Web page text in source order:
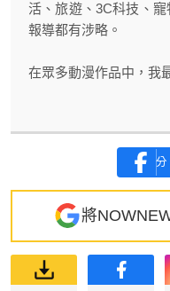
活、旅遊、3C科技、
報導都有涉略。
在眾多動漫作品中，我
將